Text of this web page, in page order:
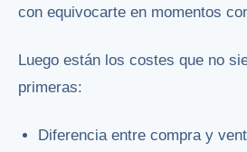
con equivocarte en momentos
Luego están los costes que no
primeras:
Diferencia entre compra y